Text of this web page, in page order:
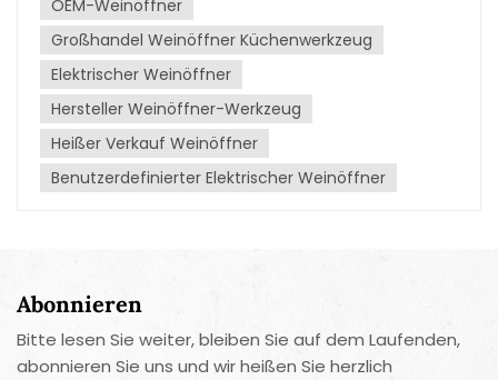
Benutzerfreundlichkeit bietet, insbesondere für
Personen, die mit herkömmlichen manuellen
Flaschenöffnern Schwierigkeiten haben. Einfache
Bedienung: Der elektrische Flaschenöffner macht
manuelles Drehen und Ziehen überflüssig und
ermöglicht das mühelose Öffnen von Flaschen mit
einem einfachen Knopfdruck.Vielseitigkeit: Es kann
zum Öffnen einer Vielzahl von Flaschentypen
oder Deckel innerhalb von Sekunden und spart so
Zeit und Mühe.
OEM-Weinöffner
Großhandel Weinöffner Küchenwerkzeug
Elektrischer Weinöffner
Hersteller Weinöffner-Werkzeug
Heißer Verkauf Weinöffner
Benutzerdefinierter Elektrischer Weinöffner
Abonnieren
Bitte lesen Sie weiter, bleiben Sie auf dem Laufenden,
abonnieren Sie uns und wir heißen Sie herzlich